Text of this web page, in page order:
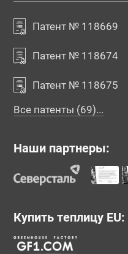
Патент № 118669
Патент № 118674
Патент № 118675
Все патенты (69)...
Наши партнеры:
Купить теплицу EU: